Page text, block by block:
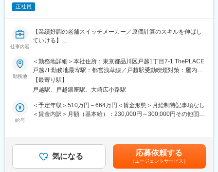
用バッテリーなど新領域での需要拡大も見込んでおり、『世界一
変更の範囲：会社の定める業務
る環境がキーエンスにはあります。
■会社の特徴：
週休2日制、GW・夏季・年末年始休暇とオンとオフのメリハリを
大切にしています。平日は仕事に集中し、休日は十分にリフレッ
流です。
(2)オープンでフラットな社風
役職・キャリア・年齢の区別なく、「～さん」と呼び合う「オー
プンでフラットな社風」がキーエンスの魅力。
づくり”を推進しています。社員の平均年齢は35.0歳と若く、エネ
ルギーに溢れた会社です。
いう企業努力から生まれています。
正社員
仕事内容
【業績好調の老舗スイッチメーカー／原価計算のスキルを伸ばし
ていける】
経理部門において、原価計算業務に従事いただきます。仕訳や決
算、財務などは別の担当者が担っており、本ポジションで入社い
ただく方は、基本的に原価計算の専任担当としてご活躍いただき
ます。
営業が取ってきた案件に対して、購買/技術/品証等と連携しなが
ら、“どう作られているか”を理解して流れを数字で表し、ムダや異
常を見つけて改善につなげていきます。
・工程ごとの工数・人員・不良率の把握
・製造原価変動の要因把握
・標準原価と製造原価との比較（差異分析）
勤務地
＜勤務地詳細＞本社住所：東京都品川区戸越1丁目7-1 ThePLACE
戸越7F勤務地最寄駅：都営浅草線／戸越駅受動喫煙対策：屋内全
面禁煙変更の範囲：会社の定める事業所
【最寄り駅】
戸越駅、戸越銀座駅、大崎広小路駅
給与
＜予定年収＞510万円～664万円＜賃金形態＞月給制特記事項なし
＜賃金内訳＞月額（基本給）：230,000円～300,000円その他固定
8ヶ月分を想定賃金はあくまでも目安の金額であり、選考を通じて
上下する可能性があります。月給(月額)は固定手当を含めた表記で
気になる 応募依頼する
（エージェントサービス）